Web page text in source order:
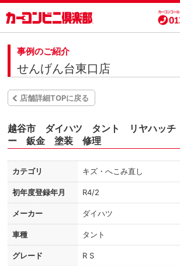
事例のご紹介
せんげん台東口店
店舗詳細TOPに戻る
越谷市 ダイハツ タント リヤハッ
ー 鈑金 塗装 修理
カテゴリ キズ・へこみ直し
初年度登録年月 R4/2
メーカー ダイハツ
車種 タント
グレード R S